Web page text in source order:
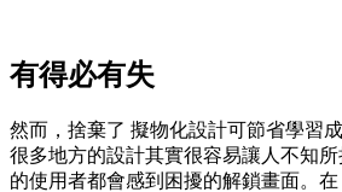
有得必有失
然而，捨棄了 擬物化設計可節省學習
很多地方的設計其實很容易讓人不知
的使用者都會感到困擾的解鎖畫面。